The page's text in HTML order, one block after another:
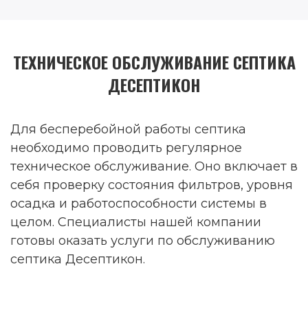
ТЕХНИЧЕСКОЕ ОБСЛУЖИВАНИЕ СЕПТИКА
ДЕСЕПТИКОН
Для бесперебойной работы септика
необходимо проводить регулярное
техническое обслуживание. Оно включает в
себя проверку состояния фильтров, уровня
осадка и работоспособности системы в
целом. Специалисты нашей компании
готовы оказать услуги по обслуживанию
септика Десептикон.